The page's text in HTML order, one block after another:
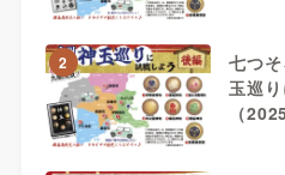
2
七つ
玉巡り
（